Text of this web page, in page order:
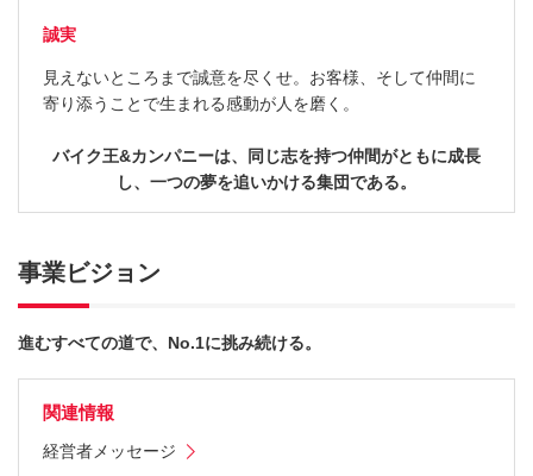
誠実
見えないところまで誠意を尽くせ。お客様、そして仲間に
寄り添うことで生まれる感動が人を磨く。
バイク王&カンパニーは、同じ志を持つ仲間がともに成長
し、一つの夢を追いかける集団である。
事業ビジョン
進むすべての道で、No.1に挑み続ける。
関連情報
経営者メッセージ